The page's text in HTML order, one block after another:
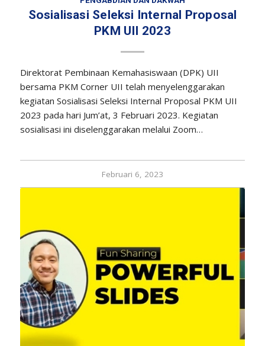
Sosialisasi Seleksi Internal Proposal
PKM UII 2023
Direktorat Pembinaan Kemahasiswaan (DPK) UII
bersama PKM Corner UII telah menyelenggarakan
kegiatan Sosialisasi Seleksi Internal Proposal PKM UII
2023 pada hari Jum’at, 3 Februari 2023. Kegiatan
sosialisasi ini diselenggarakan melalui Zoom…
Februari 6, 2023